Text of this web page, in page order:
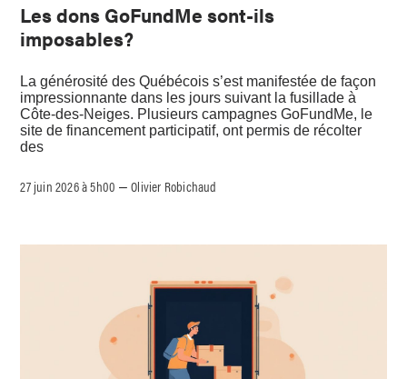
Les dons GoFundMe sont-ils
imposables?
La générosité des Québécois s’est manifestée de façon
impressionnante dans les jours suivant la fusillade à
Côte-des-Neiges. Plusieurs campagnes GoFundMe, le
site de financement participatif, ont permis de récolter
des
27 juin 2026 à 5h00 –Olivier Robichaud